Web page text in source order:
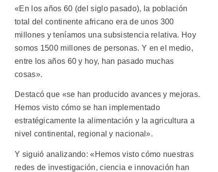
«En los años 60 (del siglo pasado), la población
total del continente africano era de unos 300
millones y teníamos una subsistencia relativa. Hoy
somos 1500 millones de personas. Y en el medio,
entre los años 60 y hoy, han pasado muchas
cosas».
Destacó que «se han producido avances y mejoras.
Hemos visto cómo se han implementado
estratégicamente la alimentación y la agricultura a
nivel continental, regional y nacional».
Y siguió analizando: «Hemos visto cómo nuestras
redes de investigación, ciencia e innovación han